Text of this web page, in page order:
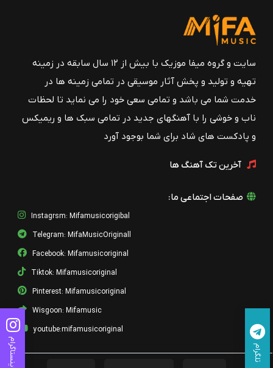
سایت و گروه میفا موزیک با بیش از ۱۲ سال سابقه در زمینه
تهیه و تولید و پخش آثار موسیقی در تمامی زمینه ها در
خدمت شما می باشد و تمامی سعی خود را می نماید تا لحظات
ناب و خوشی را با آهنگهای جدید در تمامی سبک ها و ریمیکس
و پادکست های شاد برای شما بوجود آورد
آخرین تک آهنگ ها
صفحات اجتماعی ما:
Instagrsm: Mifamusicorigibal
Telegram: MifaMusicOriginall
Facebook: Mifamusicoriginal
Tiktok: Mifamusicoriginal
Pinterest: Mifamusicoriginal
Wisgoon: Mifamusic
youtube:mifamusicoriginal
اینستاگرام تلگرام